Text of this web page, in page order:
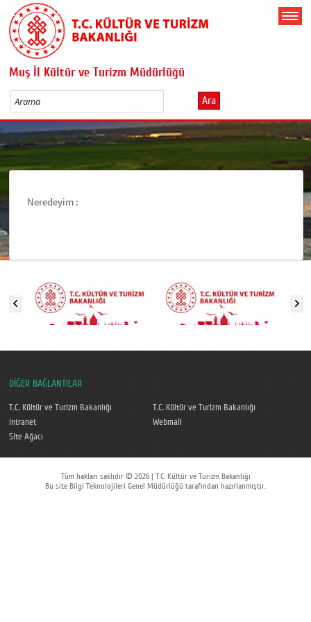
Muş İl Kültür ve Turizm Müdürlüğü
Ara
Neredeyim :
DİĞER BAĞLANTILAR
T.C. Kültür ve Turizm Bakanlığı
T.C. Kültür ve Turizm Bakanlığı
Intranet
Webmail
Site Ağacı
Tüm hakları saklıdır © 2026 | T.C. Kültür ve Turizm Bakanlığı
Bu site Bilgi Teknolojileri Genel Müdürlüğü tarafından hazırlanmıştır.